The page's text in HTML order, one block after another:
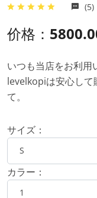
(5)
价格：
いつも当店をお利用
levelkopiは安心して
て。
サイズ：
カラー：